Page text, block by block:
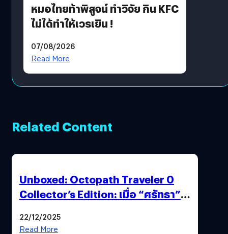
หมอไทยท้าพิสูจน์ ทำวิจัย กิน KFC
ไม่ได้ทำให้เวรเยิน !
07/08/2026
Read More
Related Content
Unboxed: Octopath Traveler 0
Collector’s Edition: เมื่อ “ศรัทธา”
เดียว
22/12/2025
Read More